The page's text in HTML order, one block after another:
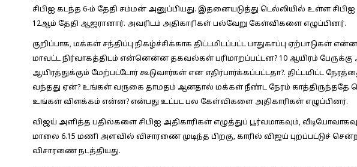
சிபிஐ கடந்த 6-ம் தேதி சம்மன் அனுப்பியது. இதனையடுத்து டெல்லியில் உள்ள
12ஆம் தேதி ஆஜரானார். அவரிடம் அதிகாரிகள் பல்வேறு கேள்விகளை எழுப்பினர்.
குறிப்பாக, மக்கள் சந்திப்பு நிகழ்ச்சிக்காக திட்டமிடப்பட்ட பாதுகாப்பு ஏற்பாடுகள்
மாவட்ட நிர்வாகத்திடம் என்னென்ன தகவல்கள் பரிமாறப்பட்டன? 10 ஆயிரம் பேருக்கு
ஆயிரத்துக்கும் மேற்பட்டோர் கூடுவார்கள் என எதிர்பார்க்கப்பட்டதா?. திட்டமிட்ட
வந்தது ஏன்? உங்கள் வருகை தாமதம் ஆனதால் மக்கள் நீண்ட நேரம் காத்திருந்ததே
உங்கள் விளக்கம் என்ன? என்பது உட்பட பல கேள்விகளை அதிகாரிகள் எழுப்பினர்.
விஜய் அளித்த பதில்களை சிபிஐ அதிகாரிகள் எழுத்துப் பூர்வமாகவும்,
மாலை 6.15 மணி அளவில் விசாரணை முடிந்த பிறகு, காரில் விஜய் புறப்பட்டுச்
விசாரணை நடத்தியது.